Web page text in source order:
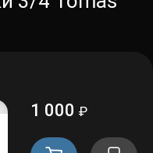
1 000 ₽